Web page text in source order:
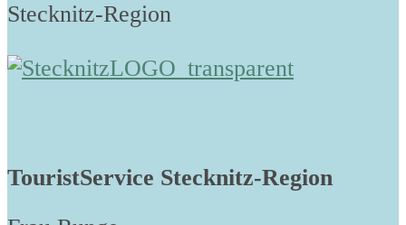
Stecknitz-Region
TouristService Stecknitz-Region